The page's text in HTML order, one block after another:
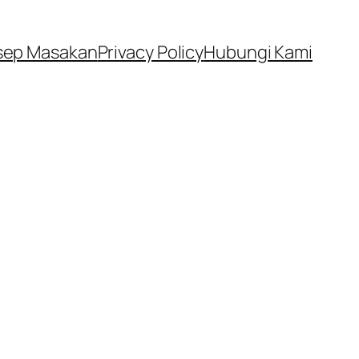
MasakanPrivacy PolicyHubungi Kami